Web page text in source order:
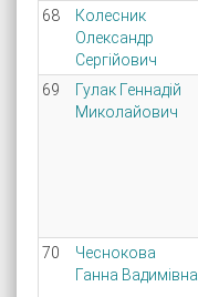
68
Колесник
Олександр
Сергійович
69
Гулак Геннадій
Миколайович
70
Чеснокова
Ганна Вадимівна